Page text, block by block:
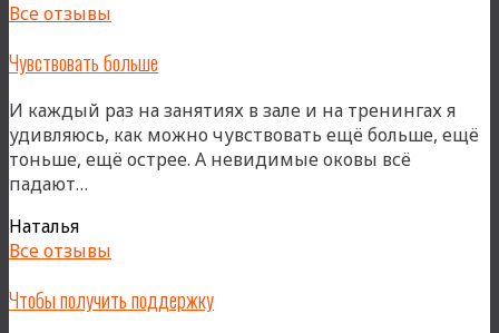
Все отзывы
Чувствовать больше
И каждый раз на занятиях в зале и на тренингах я
удивляюсь, как можно чувствовать ещё больше, ещё
тоньше, ещё острее. А невидимые оковы всё
падают…
Наталья
Все отзывы
Чтобы получить поддержку